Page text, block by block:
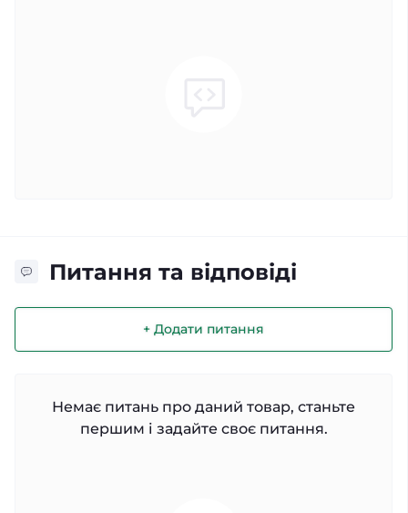
Питання та відповіді
+ Додати питання
Немає питань про даний товар, станьте
першим і задайте своє питання.